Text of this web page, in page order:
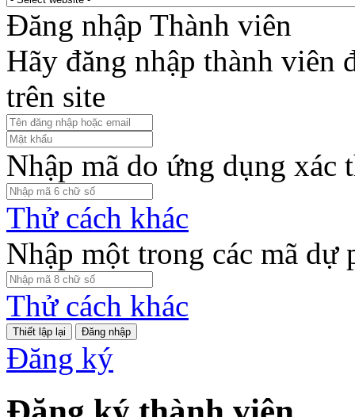
Đăng nhập Thành viên
Hãy đăng nhập thành viên
trên site
Nhập mã do ứng dụng xác
Thử cách khác
Nhập một trong các mã dự
Thử cách khác
Đăng nhập
Đăng ký